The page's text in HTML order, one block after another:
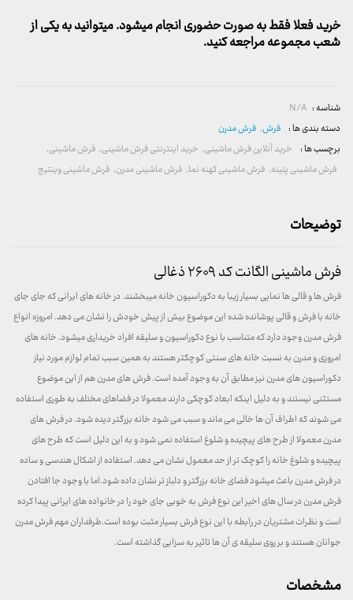
خرید فعلا فقط به صورت حضوری انجام میشود. میتوانید به یکی از
شعب مجموعه مراجعه کنید.
شناسه : N/A
دسته بندی ها : فرش, فرش مدرن
برچسب ها : خرید آنلاین فرش ماشینی, خرید اینترنتی فرش ماشینی, فرش ماشینی,
فرش ماشینی پتینه, فرش ماشینی کهنه نما, فرش ماشینی مدرن, فرش ماشینی وینتیج
توضیحات
فرش ماشینی الگانت کد ۲۶۰۹ ذغالی
فرش ها و قالی ها نمایی بسیار زیبا به دکوراسیون خانه میبخشند. در خانه های ایرانی که جای جای
خانه با فرش و قالی پوشانده شده این موضوع بیش از پیش خودش را نشان می دهد. امروزه انواع
فرش مدرن وجود دارد که متناسب با نوع دکوراسیون و سلیقه افراد خریداری میشود. خانه های
امروزی و مدرن به نسبت خانه های سنتی کوچکتر هستند به همین سبب تمام لوازم مورد نیاز
دکوراسیون های مدرن نیز مطابق آن به وجود آمده است. فرش های مدرن هم از این موضوع
مستثنی نیستند و به دلیل اینکه ابعاد کوچکی دارند معمولا در فضاهای مختلف به طوری استفاده
می شوند که اطراف آن ها خالی می ماند و سبب می شود خانه بزرگتر دیده شود. در فرش های
مدرن معمولا از طرح های پیچیده و شلوغ استفاده نمی شود و به این دلیل است که طرح های
پیچیده و شلوغ خانه را کوچک تر از حد معمول نشان می دهد. استفاده از اشکال هندسی و ساده
در فرش مدرن باعث میشود فضای خانه بزرگتر و دلباز تر نشان داده شود.اما با وجود جا افتادن
فرش مدرن در سال های اخیر این نوع فرش به خوبی جای خود را در خانواده های ایرانی پیدا کرده
است و نظرات مشتریان در رابطه با این نوع فرش بسیار مثبت بوده است.طرفداران مهم فرش مدرن
جوانان هستند و بر روی سلیقه ی آن ها تاثیر به سزایی گذاشته است.
مشخصات